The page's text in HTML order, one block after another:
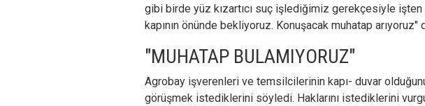
gibi birde yüz kızartıcı suç işlediğimiz gerekçesiyle işten
kapının önünde bekliyoruz. Konuşacak muhatap arıyoruz"
"MUHATAP BULAMIYORUZ"
Agrobay işverenleri ve temsilcilerinin kapı- duvar
görüşmek istediklerini söyledi. Haklarını istediklerini